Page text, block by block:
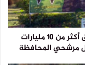
منظمة ديالى لحقوق الإنسان: إنفاق أكثر من 10 مليارات
مرشحي المحافظة